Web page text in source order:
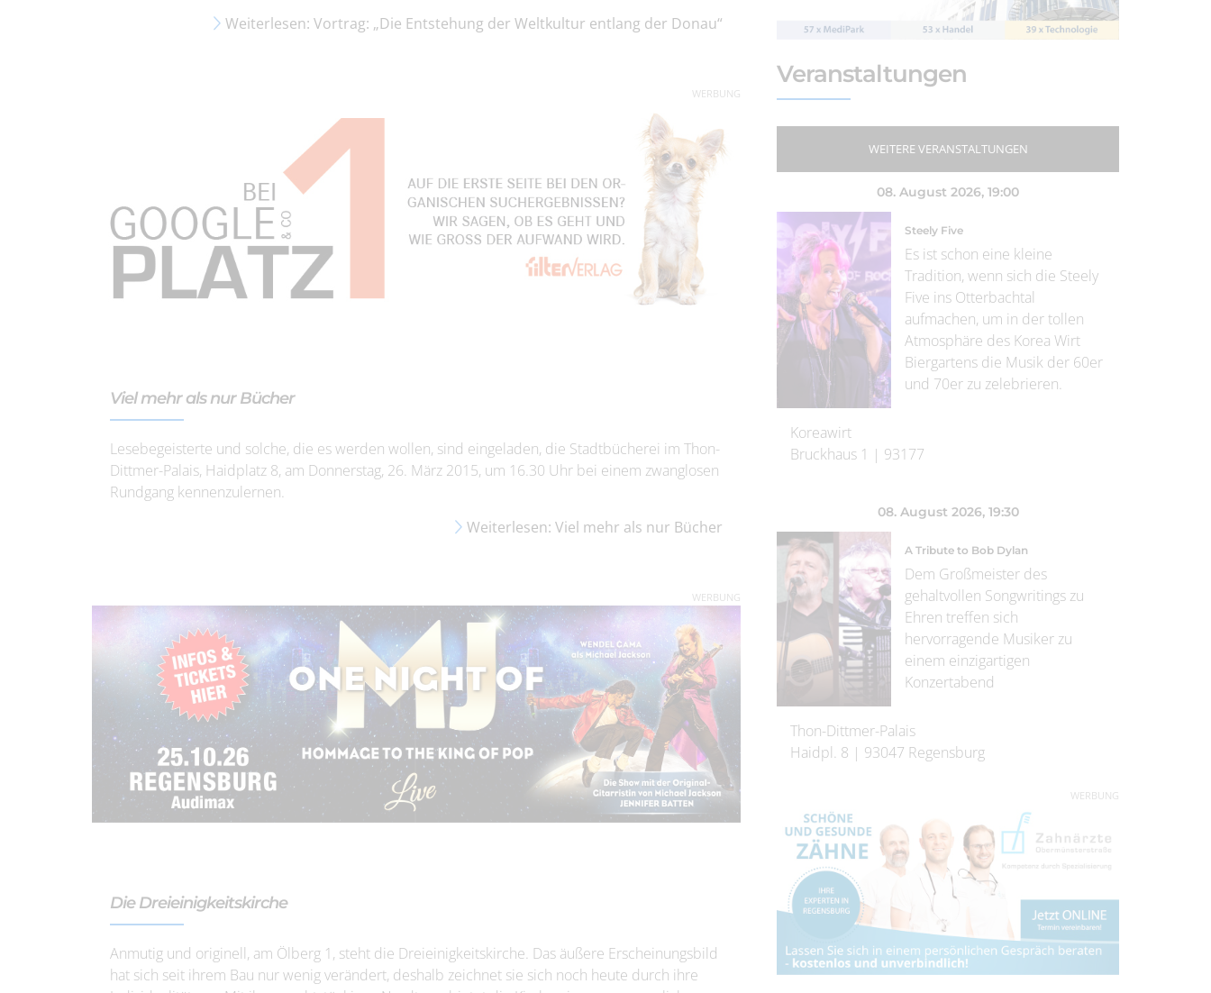
Weiterlesen: Vortrag: „Die Entstehung der Weltkultur entlang der Donau“
WERBUNG
Viel mehr als nur Bücher
Lesebegeisterte und solche, die es werden wollen, sind eingeladen, die Stadtbücherei im Thon-
Dittmer-Palais, Haidplatz 8, am Donnerstag, 26. März 2015, um 16.30 Uhr bei einem zwanglosen
Rundgang kennenzulernen.
Weiterlesen: Viel mehr als nur Bücher
WERBUNG
Die Dreieinigkeitskirche
Anmutig und originell, am Ölberg 1, steht die Dreieinigkeitskirche. Das äußere Erscheinungsbild
hat sich seit ihrem Bau nur wenig verändert, deshalb zeichnet sie sich noch heute durch ihre
Veranstaltungen
WEITERE VERANSTALTUNGEN
08. August 2026, 19:00
Steely Five
Es ist schon eine kleine
Tradition, wenn sich die Steely
Five ins Otterbachtal
aufmachen, um in der tollen
Atmosphäre des Korea Wirt
Biergartens die Musik der 60er
und 70er zu zelebrieren.
Koreawirt
Bruckhaus 1 | 93177
08. August 2026, 19:30
A Tribute to Bob Dylan
Dem Großmeister des
gehaltvollen Songwritings zu
Ehren treffen sich
hervorragende Musiker zu
einem einzigartigen
Konzertabend
Thon-Dittmer-Palais
Haidpl. 8 | 93047 Regensburg
WERBUNG